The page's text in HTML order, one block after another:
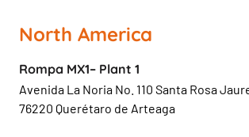
North America
Rompa MX1– Plant 1
Avenida La Noria No. 110 Santa Rosa
76220 Querétaro de Arteaga